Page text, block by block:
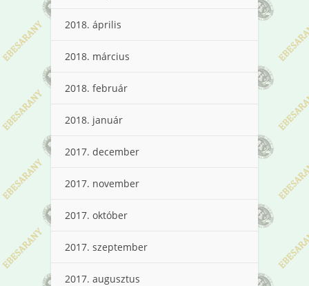
2018. április
2018. március
2018. február
2018. január
2017. december
2017. november
2017. október
2017. szeptember
2017. augusztus